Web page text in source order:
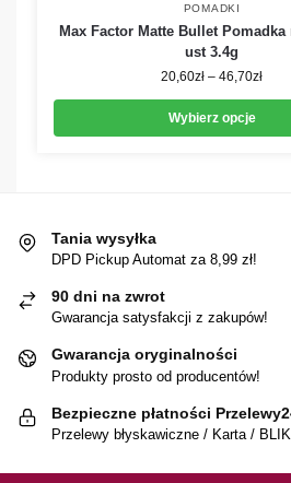
POMADKI
Max Factor Matte Bullet Pomadka
ust 3.4g
20,60zł – 46,70zł
Wybierz opcje
Tania wysyłka
DPD Pickup Automat za 8,99 zł!
90 dni na zwrot
Gwarancja satysfakcji z zakupów!
Gwarancja oryginalności
Produkty prosto od producentów!
Bezpieczne płatności
Przelewy błyskawiczne / Karta / BLIK